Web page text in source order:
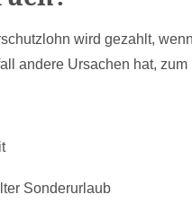
wird gezahlt,
andere Ursachen hat, zum
Sonderurlaub